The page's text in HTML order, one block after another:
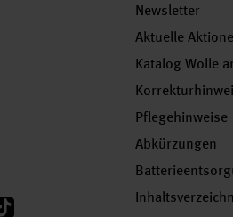
TikTok
Newsletter
Aktuelle
Katalog Wolle
Pflegehinweise
Abkürzungen